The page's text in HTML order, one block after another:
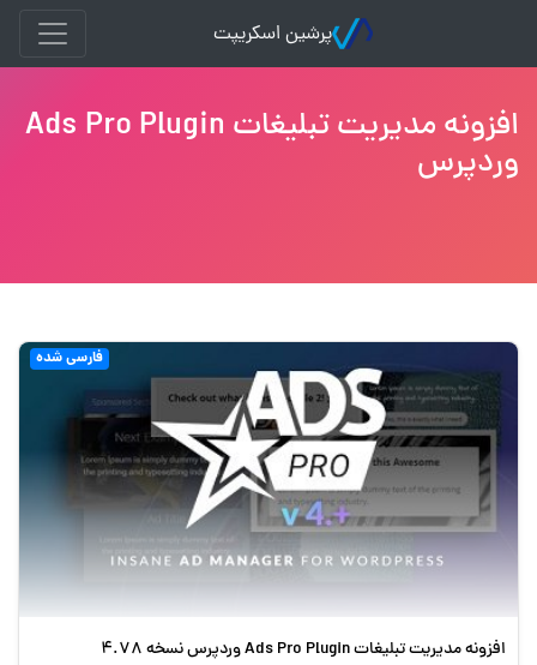
پرشین اسکریپت
افزونه مدیریت تبلیغات Ads Pro Plugin
وردپرس
فارسی شده
افزونه مدیریت تبلیغات Ads Pro Plugin وردپرس نسخه 4.78